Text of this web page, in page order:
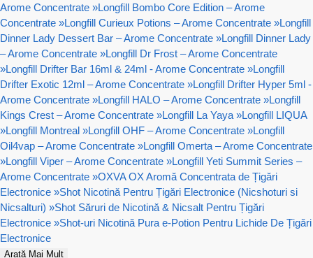
Arome Concentrate »Longfill Bombo Core Edition – Arome
Concentrate »Longfill Curieux Potions – Arome Concentrate »Longfill
Dinner Lady Dessert Bar – Arome Concentrate »Longfill Dinner Lady
– Arome Concentrate »Longfill Dr Frost – Arome Concentrate
»Longfill Drifter Bar 16ml & 24ml - Arome Concentrate »Longfill
Drifter Exotic 12ml – Arome Concentrate »Longfill Drifter Hyper 5ml -
Arome Concentrate »Longfill HALO – Arome Concentrate »Longfill
Kings Crest – Arome Concentrate »Longfill La Yaya »Longfill LIQUA
»Longfill Montreal »Longfill OHF – Arome Concentrate »Longfill
Oil4vap – Arome Concentrate »Longfill Omerta – Arome Concentrate
»Longfill Viper – Arome Concentrate »Longfill Yeti Summit Series –
Arome Concentrate »OXVA OX Aromă Concentrata de Țigări
Electronice »Shot Nicotină Pentru Țigări Electronice (Nicshoturi si
Nicsalturi) »Shot Săruri de Nicotină & Nicsalt Pentru Țigări
Electronice »Shot-uri Nicotină Pura e-Potion Pentru Lichide De Țigări
Electronice
Arată Mai Mult